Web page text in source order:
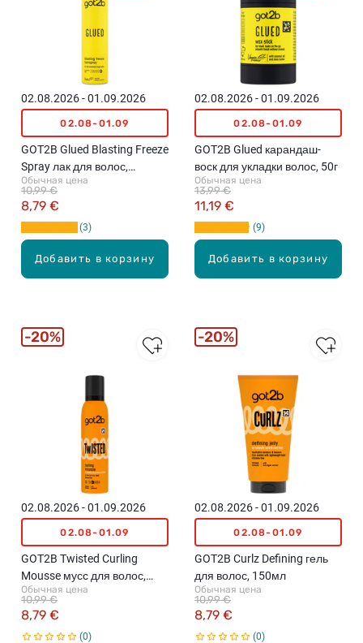
Добавить в корзину
02.08.2026 - 01.09.2026
02.08-01.09
GOT2B Glued Blasting Freeze
Spray лак для волос,
уровень фиксации - 6,
300мл
Обычная цена
8,79 €
10,99 €
3
Добавить в корзину
02.08.2026 - 01.09.2026
02.08-01.09
GOT2B Glued карандаш-
воск для укладки волос, 50г
Обычная цена
11,19 €
13,99 €
9
02.08.2026 - 01.09.2026
02.08-01.09
GOT2B Twisted Curling
Mousse мусс для волос,
250мл
Обычная цена
8,79 €
10,99 €
0
20%
02.08.2026 - 01.09.2026
02.08-01.09
GOT2B Curlz Defining гель
для волос, 150мл
Обычная цена
8,79 €
10,99 €
0
20%